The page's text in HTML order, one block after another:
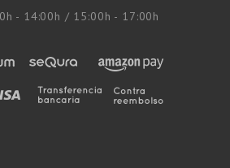
- 14:00h / 15:00h - 17:00h